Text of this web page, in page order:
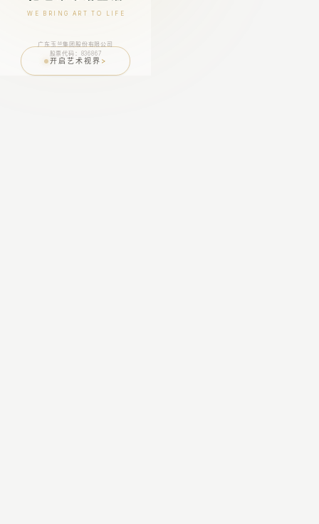
WE BRING ART TO LIFE
开启艺术视界 >
广东玉兰集团股份有限公司
股票代码：836867